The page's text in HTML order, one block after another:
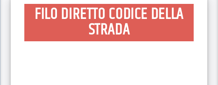
FILO DIRETTO CODICE DELLA
STRADA